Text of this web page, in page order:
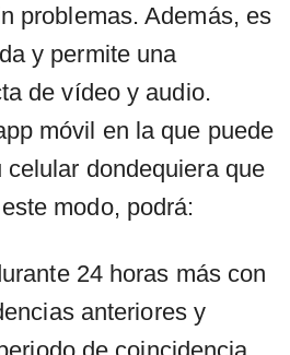
problemas. Además, es
y permite una
de vídeo y audio.
móvil en la que puede
dondequiera que
modo, podrá:
24 horas más con
anteriores y